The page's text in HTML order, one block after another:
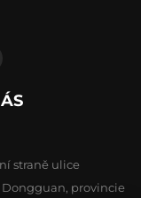
straně ulice
provincie